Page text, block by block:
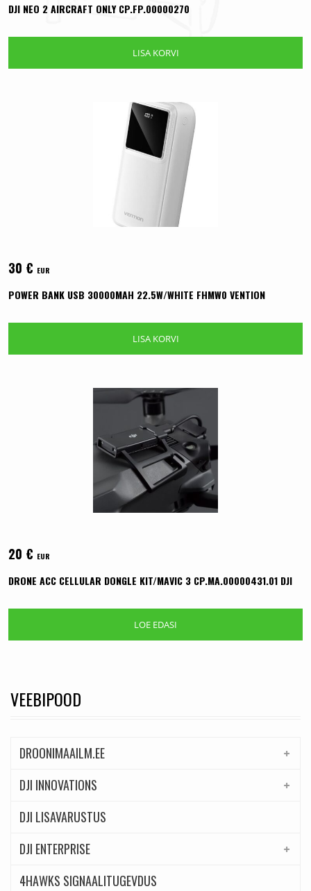
DJI NEO 2 AIRCRAFT ONLY CP.FP.00000270
LISA KORVI
30 € EUR
POWER BANK USB 30000MAH 22.5W/WHITE FHMW0 VENTION
LISA KORVI
20 € EUR
DRONE ACC CELLULAR DONGLE KIT/MAVIC 3 CP.MA.00000431.01 DJI
LOE EDASI
VEEBIPOOD
DROONIMAAILM.EE
DJI INNOVATIONS
DJI LISAVARUSTUS
DJI ENTERPRISE
4HAWKS SIGNAALITUGEVDUS